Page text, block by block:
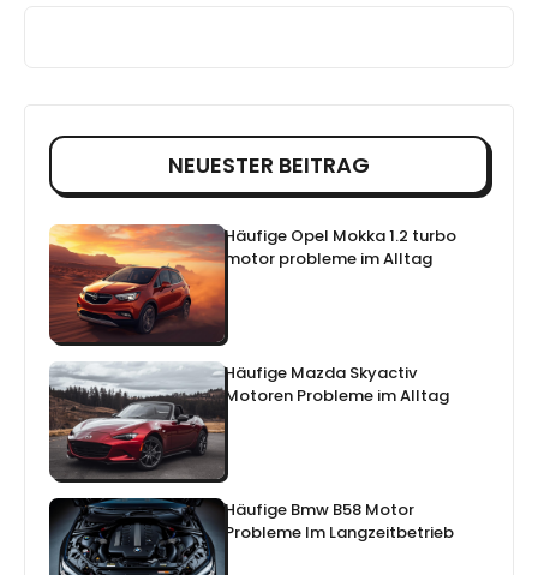
NEUESTER BEITRAG
Häufige Opel Mokka 1.2 turbo
motor probleme im Alltag
Häufige Mazda Skyactiv
Motoren Probleme im Alltag
Häufige Bmw B58 Motor
Probleme Im Langzeitbetrieb